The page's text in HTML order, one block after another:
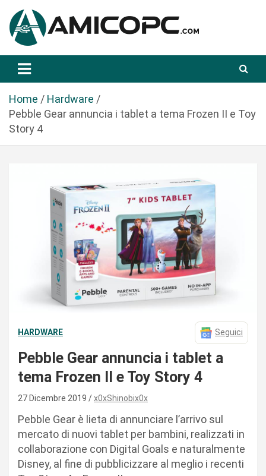
a
Amicopc.com
Home
Hardware
Pebble Gear annuncia i tablet a tema Frozen II e Toy
Story 4
HARDWARE Seguici
Pebble Gear annuncia i tablet a
tema Frozen II e Toy Story 4
27 Dicembre 2019 x0xShinobix0x
Pebble Gear è lieta di annunciare l’arrivo sul
mercato di nuovi tablet per bambini, realizzati in
collaborazione con Digital Goals e naturalmente
Disney, al fine di pubblicizzare al meglio i recenti